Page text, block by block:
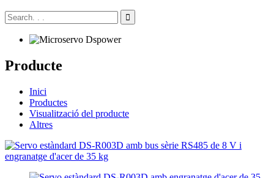
Producte
Inici
Productes
Visualització del producte
Altres